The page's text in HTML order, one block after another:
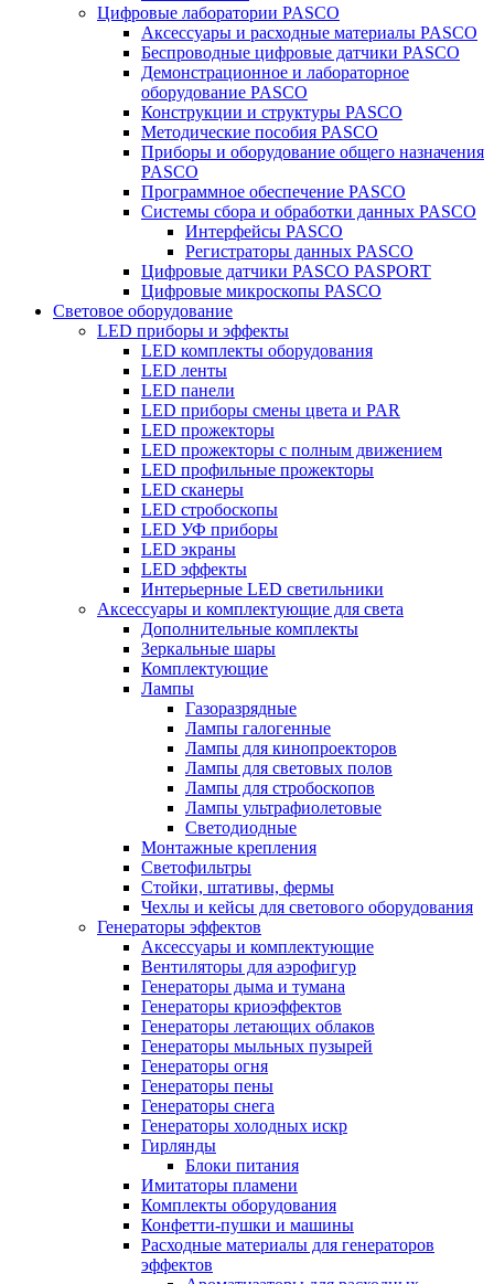
Цифровые лаборатории PASCO
Аксессуары и расходные материалы PASCO
Беспроводные цифровые датчики PASCO
Демонстрационное и лабораторное
оборудование PASCO
Конструкции и структуры PASCO
Методические пособия PASCO
Приборы и оборудование общего назначения
PASCO
Программное обеспечение PASCO
Системы сбора и обработки данных PASCO
Интерфейсы PASCO
Регистраторы данных PASCO
Цифровые датчики PASCO PASPORT
Цифровые микроскопы PASCO
Световое оборудование
LED приборы и эффекты
LED комплекты оборудования
LED ленты
LED панели
LED приборы смены цвета и PAR
LED прожекторы
LED прожекторы с полным движением
LED профильные прожекторы
LED сканеры
LED стробоскопы
LED УФ приборы
LED экраны
LED эффекты
Интерьерные LED светильники
Аксессуары и комплектующие для света
Дополнительные комплекты
Зеркальные шары
Комплектующие
Лампы
Газоразрядные
Лампы галогенные
Лампы для кинопроекторов
Лампы для световых полов
Лампы для стробоскопов
Лампы ультрафиолетовые
Светодиодные
Монтажные крепления
Светофильтры
Стойки, штативы, фермы
Чехлы и кейсы для светового оборудования
Генераторы эффектов
Аксессуары и комплектующие
Вентиляторы для аэрофигур
Генераторы дыма и тумана
Генераторы криоэффектов
Генераторы летающих облаков
Генераторы мыльных пузырей
Генераторы огня
Генераторы пены
Генераторы снега
Генераторы холодных искр
Гирлянды
Блоки питания
Имитаторы пламени
Комплекты оборудования
Конфетти-пушки и машины
Расходные материалы для генераторов
эффектов